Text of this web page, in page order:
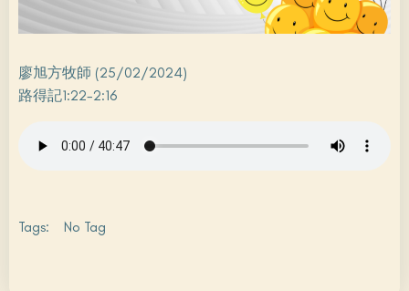
廖旭方牧師 (25/02/2024)
路得記1:22-2:16
Tags: No Tag